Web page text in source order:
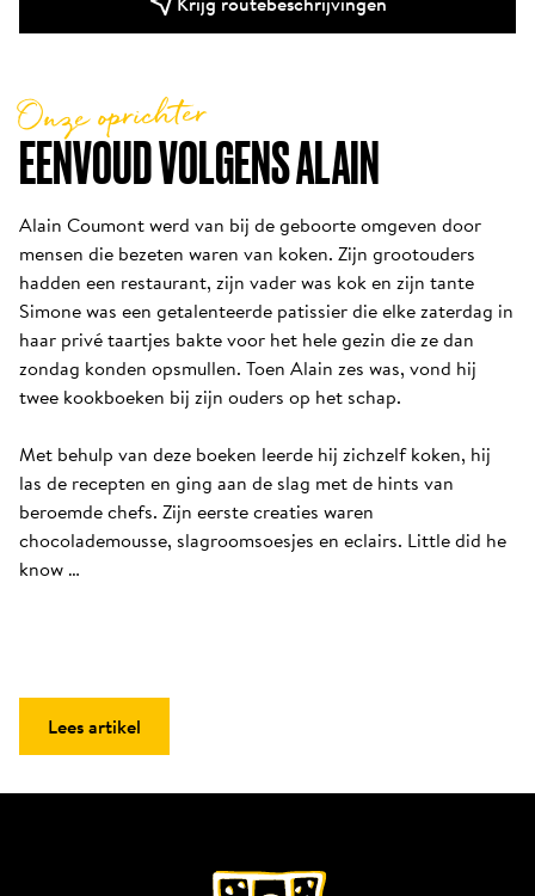
EENVOUD VOLGENS ALAIN
Onze oprichter
Alain Coumont werd van bij de geboorte omgeven door
mensen die bezeten waren van koken. Zijn grootouders
hadden een restaurant, zijn vader was kok en zijn tante
Simone was een getalenteerde patissier die elke zaterdag in
haar privé taartjes bakte voor het hele gezin die ze dan
zondag konden opsmullen. Toen Alain zes was, vond hij
twee kookboeken bij zijn ouders op het schap.
Met behulp van deze boeken leerde hij zichzelf koken, hij
las de recepten en ging aan de slag met de hints van
beroemde chefs. Zijn eerste creaties waren
chocolademousse, slagroomsoesjes en eclairs. Little did he
know …
Lees artikel